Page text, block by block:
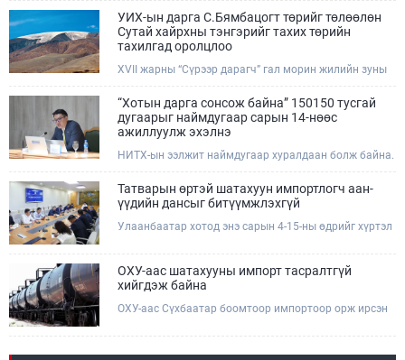
сайдын 10 дугаар албан даалгавар, Улсын Онцгой
комиссын даргын 3 дугаар тушаалын хүрээнд
Өмнөговь аймагт байгаль орчин, уул уурхайн 358
зөрчил илрүүлж, 200 гаруйг нь арилгуулаад байна.
УИХ-ын дарга С.Бямбацогт төрийг төлөөлөн
Сутай хайрхны тэнгэрийг тахих төрийн
тахилгад оролцлоо
XVII жарны “Сүрээр дарагч” гал морин жилийн зуны
өдөр /2026.08.06/ Сутай хайрхны тэнгэрийг тайх
төрийн тахилга боллоо.
“Хотын дарга сонсож байна” 150150 тусгай
дугаарыг наймдугаар сарын 14-нөөс
ажиллуулж эхэлнэ
НИТХ-ын ээлжит наймдугаар хуралдаан болж байна.
захиргааны байгууллага, албан тушаалтанд 2025,
2026 оны эхний хагас жилийн байдлаар иргэдээс
ирсэн өргөдөл, гомдлын шийдвэрлэлтийн тайлан
мэдээллийг сонслоо.
Татварын өртэй шатахуун импортлогч аан-
үүдийн дансыг битүүмжлэхгүй
Улаанбаатар хотод энэ сарын 4-15-ны өдрийг хүртэл
шатахуун түгээх станцуудын өдрийн борлуулалт хоёр
дахин буурч нэг машиныг цэнэглэх хурд нэмэгдсэн
танилцууллаа.
ОХУ-аас шатахууны импорт тасралтгүй
хийгдэж байна
ОХУ-аас Сүхбаатар боомтоор импортоор орж ирсэн
АИ-92 автобензин орж иржээ.